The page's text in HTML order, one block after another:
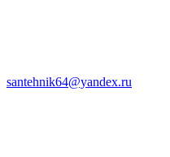
santehnik64@yandex.ru